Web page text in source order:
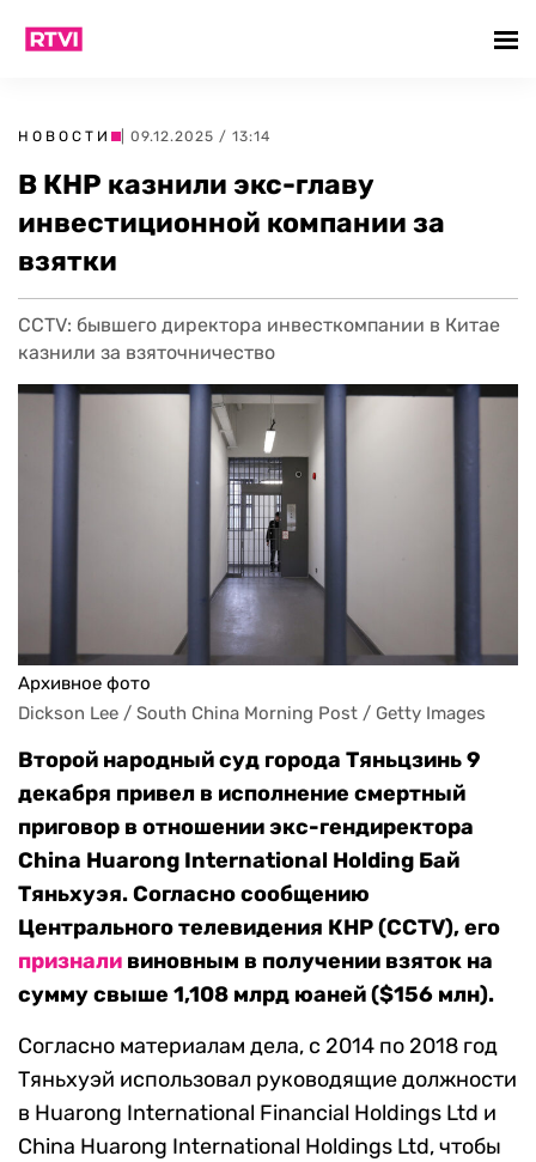
НОВОСТИ | 09.12.2025 / 13:14
В КНР казнили экс-главу
инвестиционной компании за
взятки
CCTV: бывшего директора инвесткомпании в Китае
казнили за взяточничество
Архивное фото
Dickson Lee / South China Morning Post / Getty Images
Второй народный суд города Тяньцзинь 9
декабря привел в исполнение смертный
приговор в отношении экс-гендиректора
China Huarong International Holding Бай
Тяньхуэя. Согласно сообщению
Центрального телевидения КНР (CCTV), его
признали виновным в получении взяток на
сумму свыше 1,108 млрд юаней ($156 млн).
Согласно материалам дела, с 2014 по 2018 год
Тяньхуэй использовал руководящие должности
в Huarong International Financial Holdings Ltd и
China Huarong International Holdings Ltd, чтобы